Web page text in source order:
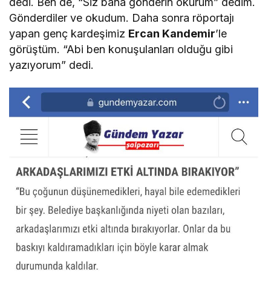
Gönderdiler ve okudum. Daha sonra röportajı
yapan genç kardeşimiz Ercan Kandemir’le
görüştüm. “Abi ben konuşulanları olduğu gibi
yazıyorum” dedi.